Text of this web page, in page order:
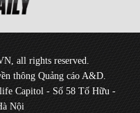
all rights reserved.
thông Quảng cáo A&D.
Capitol - Số 58 Tố Hữu -
Nội